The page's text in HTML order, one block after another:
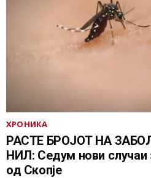
ХРОНИКА
РАСТЕ БРОЈОТ НА
НИЛ: Седум нови случаи
од Скопје